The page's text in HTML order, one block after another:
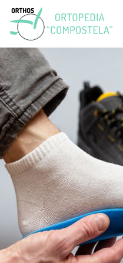
Inicio
Órtesis y prótesis
Movilidad
Baño
Descanso
Prendas de compresión
Productos